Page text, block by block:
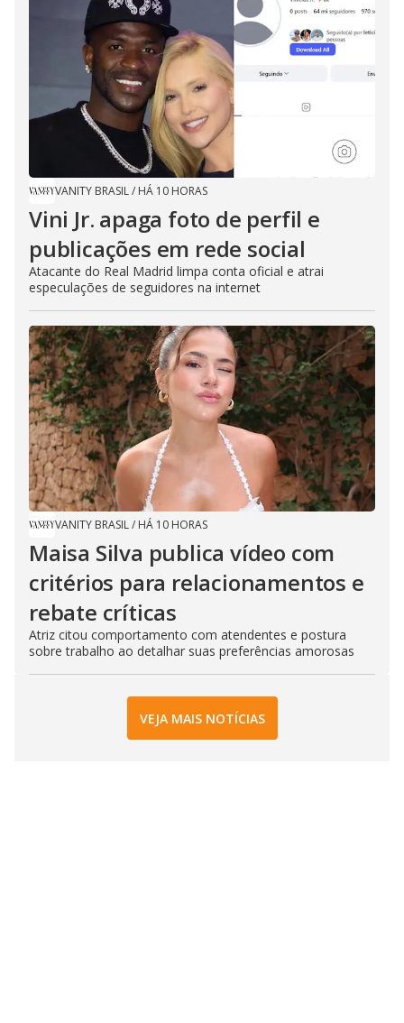
VANITY BRASIL/ HÁ 10 HORAS
Vini Jr. apaga foto de perfil e
publicações em rede social
Atacante do Real Madrid limpa conta oficial e atrai
especulações de seguidores na internet
VANITY BRASIL/ HÁ 10 HORAS
Maisa Silva publica vídeo com
critérios para relacionamentos e
rebate críticas
Atriz citou comportamento com atendentes e postura
sobre trabalho ao detalhar suas preferências amorosas
VEJA MAIS NOTÍCIAS